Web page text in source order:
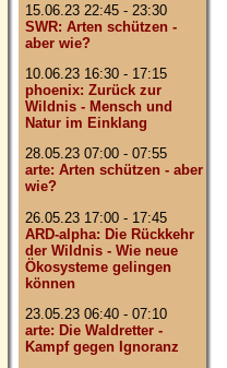
15.06.23 22:45 - 23:30
SWR: Arten schützen -
aber wie?
10.06.23 16:30 - 17:15
phoenix: Zurück zur
Wildnis - Mensch und
Natur im Einklang
28.05.23 07:00 - 07:55
arte: Arten schützen - aber
wie?
26.05.23 17:00 - 17:45
ARD-alpha: Die Rückkehr
der Wildnis - Wie neue
Ökosysteme gelingen
können
23.05.23 06:40 - 07:10
arte: Die Waldretter -
Kampf gegen Ignoranz